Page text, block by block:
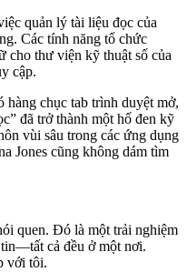
quản lý tài liệu đọc của
Các tính năng tổ chức
cho thư viện kỹ thuật số của
cập.
chục tab trình duyệt mở,
đã trở thành một hố đen kỹ
vùi sâu trong các ứng dụng
Jones cũng không dám tìm
quen. Đó là một trải nghiệm
cả đều ở một nơi.
với tôi.